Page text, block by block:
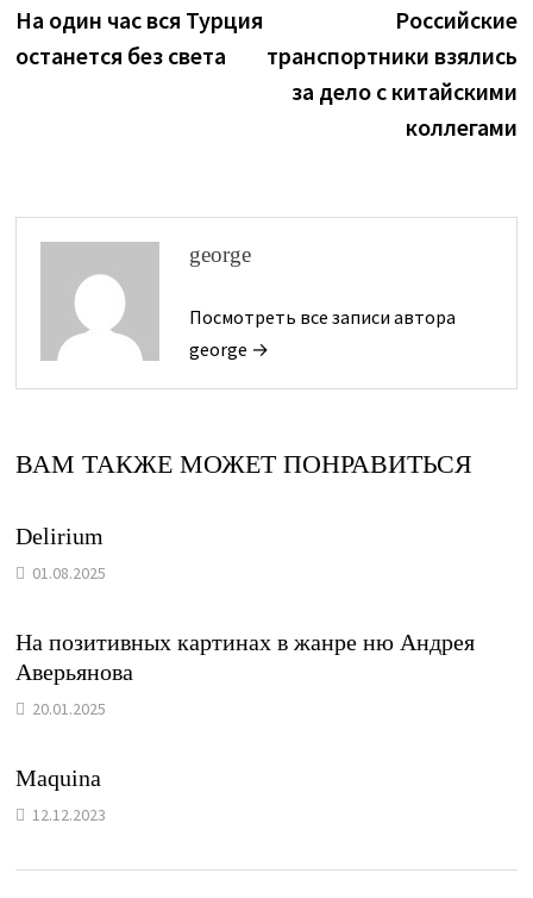
по
запись:
На один час вся Турция
останется без света
Российские
транспортники взялись
за дело с китайскими
коллегами
george
Посмотреть все записи автора
george →
ВАМ ТАКЖЕ МОЖЕТ ПОНРАВИТЬСЯ
Delirium
01.08.2025
На позитивных картинах в жанре ню Андрея
Аверьянова
20.01.2025
Maquina
12.12.2023